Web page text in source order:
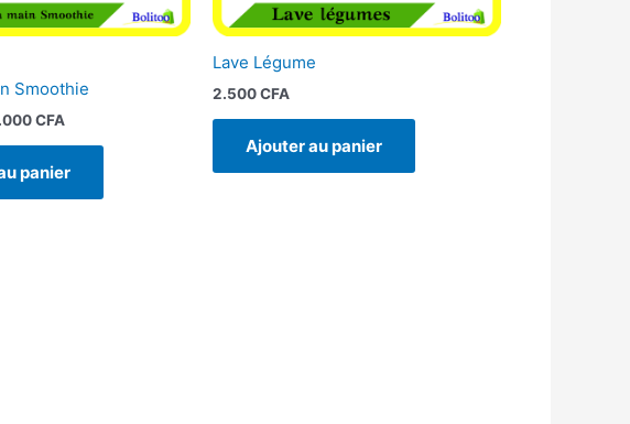
Smoothie
CFA
panier
Lave Légume
2.500CFA
Ajouter au panier